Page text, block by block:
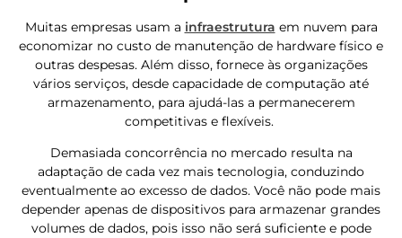
Muitas empresas usam a infraestrutura em nuvem para
economizar no custo de manutenção de hardware físico e
outras despesas. Além disso, fornece às organizações
vários serviços, desde capacidade de computação até
armazenamento, para ajudá-las a permanecerem
competitivas e flexíveis.
Demasiada concorrência no mercado resulta na
adaptação de cada vez mais tecnologia, conduzindo
eventualmente ao excesso de dados. Você não pode mais
depender apenas de dispositivos para armazenar grandes
volumes de dados, pois isso não será suficiente e pode